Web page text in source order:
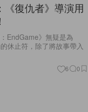
復仇者》導演用
EndGame》無疑是為
休止符，除了將故事帶入
6 0